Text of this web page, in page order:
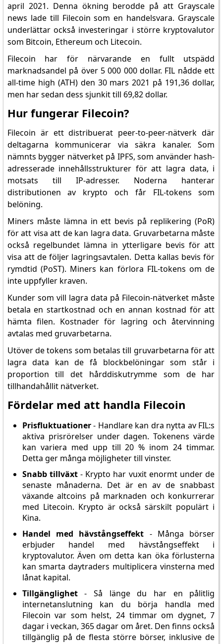
april 2021. Denna ökning berodde på att Grayscale
news lade till Filecoin som en handelsvara. Grayscale
underlättar också investeringar i större kryptovalutor
som Bitcoin, Ethereum och Litecoin.
Filecoin har för närvarande en fullt utspädd
marknadsandel på över 5 000 000 dollar. FIL nådde ett
all-time high (ATH) den 30 mars 2021 på 191,36 dollar,
men har sedan dess sjunkit till 69,82 dollar.
Hur fungerar Filecoin?
Filecoin är ett distribuerat peer-to-peer-nätverk där
deltagarna kommunicerar via säkra kanaler. Som
nämnts bygger nätverket på IPFS, som använder hash-
adresserade innehållsstrukturer för att lagra data, i
motsats till IP-adresser. Noderna hanterar
distributionen av krypto och får FIL-tokens som
belöning.
Miners måste lämna in ett bevis på replikering (PoR)
för att visa att de kan lagra data. Gruvarbetarna måste
också regelbundet lämna in ytterligare bevis för att
visa att de följer lagringsavtalen. Detta kallas bevis för
rymdtid (PoST). Miners kan förlora FIL-tokens om de
inte uppfyller kraven.
Kunder som vill lagra data på Filecoin-nätverket måste
betala en startkostnad och en annan kostnad för att
hämta filen. Kostnader för lagring och återvinning
avtalas med gruvarbetarna.
Utöver de tokens som betalas till gruvarbetarna för att
lagra data kan de få blockbelöningar som står i
proportion till det hårddiskutrymme som de har
tillhandahållit nätverket.
Fördelar med att handla Filecoin
Prisfluktuationer- Handlare kan dra nytta av FIL:s
aktiva prisrörelser under dagen. Tokenens värde
kan variera med upp till 20 % inom 24 timmar.
Detta ger många möjligheter till vinster.
Snabb tillväxt- Krypto har vuxit enormt under de
senaste månaderna. Det är en av de snabbast
växande altcoins på marknaden och konkurrerar
med Litecoin. Krypto är också särskilt populärt i
Kina.
Handel med hävstångseffekt - Många börser
erbjuder handel med hävstångseffekt i
kryptovalutor. Även om detta kan öka förlusterna
kan smarta daytraders multiplicera vinsterna med
lånat kapital.
Tillgänglighet- Så länge du har en pålitlig
internetanslutning kan du börja handla med
Filecoin var som helst, 24 timmar om dygnet, 7
dagar i veckan, 365 dagar om året. Den finns också
tillgänglig på de flesta större börser, inklusive de